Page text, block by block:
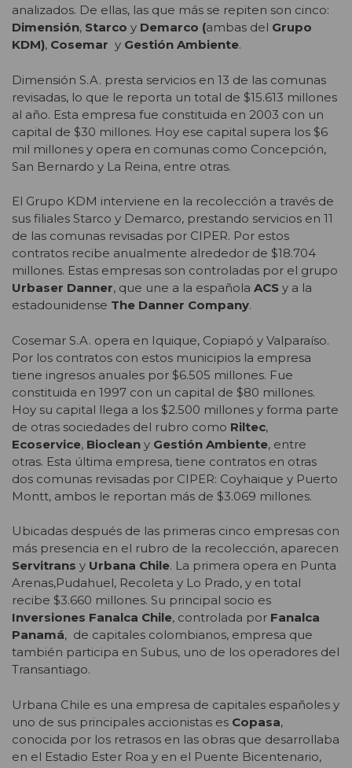
analizados. De ellas, las que más se repiten son cinco:
Dimensión, Starco y Demarco (ambas del Grupo
KDM), Cosemar y Gestión Ambiente.
Dimensión S.A. presta servicios en 13 de las comunas
revisadas, lo que le reporta un total de $15.613 millones
al año. Esta empresa fue constituida en 2003 con un
capital de $30 millones. Hoy ese capital supera los $6
mil millones y opera en comunas como Concepción,
San Bernardo y La Reina, entre otras.
El Grupo KDM interviene en la recolección a través de
sus filiales Starco y Demarco, prestando servicios en 11
de las comunas revisadas por CIPER. Por estos
contratos recibe anualmente alrededor de $18.704
millones. Estas empresas son controladas por el grupo
Urbaser Danner, que une a la española ACS y a la
estadounidense The Danner Company.
Cosemar S.A. opera en Iquique, Copiapó y Valparaíso.
Por los contratos con estos municipios la empresa
tiene ingresos anuales por $6.505 millones. Fue
constituida en 1997 con un capital de $80 millones.
Hoy su capital llega a los $2.500 millones y forma parte
de otras sociedades del rubro como Riltec,
Ecoservice, Bioclean y Gestión Ambiente, entre
otras. Esta última empresa, tiene contratos en otras
dos comunas revisadas por CIPER: Coyhaique y Puerto
Montt, ambos le reportan más de $3.069 millones.
Ubicadas después de las primeras cinco empresas con
más presencia en el rubro de la recolección, aparecen
Servitrans y Urbana Chile. La primera opera en Punta
Arenas,Pudahuel, Recoleta y Lo Prado, y en total
recibe $3.660 millones. Su principal socio es
Inversiones Fanalca Chile, controlada por Fanalca
Panamá, de capitales colombianos, empresa que
también participa en Subus, uno de los operadores del
Transantiago.
Urbana Chile es una empresa de capitales españoles y
uno de sus principales accionistas es Copasa,
conocida por los retrasos en las obras que desarrollaba
en el Estadio Ester Roa y en el Puente Bicentenario,